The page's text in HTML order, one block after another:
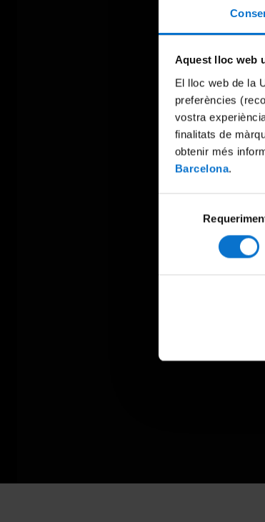
Aquest lloc web
El lloc web de la
preferències
vostra
finalitats de
obtenir més
Barcelona.
consentiment